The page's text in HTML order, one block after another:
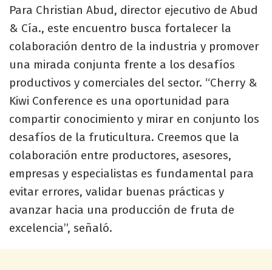
Para Christian Abud, director ejecutivo de Abud
& Cía., este encuentro busca fortalecer la
colaboración dentro de la industria y promover
una mirada conjunta frente a los desafíos
productivos y comerciales del sector. “Cherry &
Kiwi Conference es una oportunidad para
compartir conocimiento y mirar en conjunto los
desafíos de la fruticultura. Creemos que la
colaboración entre productores, asesores,
empresas y especialistas es fundamental para
evitar errores, validar buenas prácticas y
avanzar hacia una producción de fruta de
excelencia”, señaló.